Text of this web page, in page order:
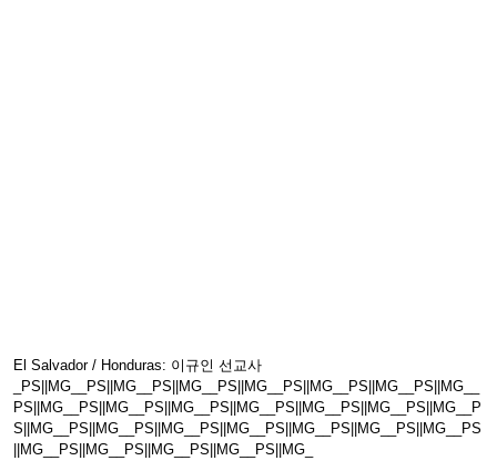
El Salvador / Honduras: 이규인 선교사
_PS||MG__PS||MG__PS||MG__PS||MG__PS||MG__PS||MG__PS||MG__
PS||MG__PS||MG__PS||MG__PS||MG__PS||MG__PS||MG__PS||MG__P
S||MG__PS||MG__PS||MG__PS||MG__PS||MG__PS||MG__PS||MG__PS
||MG__PS||MG__PS||MG__PS||MG__PS||MG_